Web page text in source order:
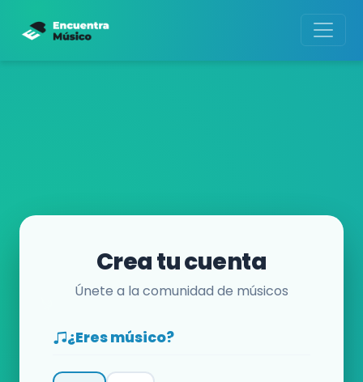
Crea tu cuenta
Únete a la comunidad de músicos
¿Eres músico?